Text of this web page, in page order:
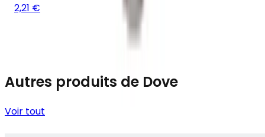
2,21 €
Autres produits de Dove
Voir tout